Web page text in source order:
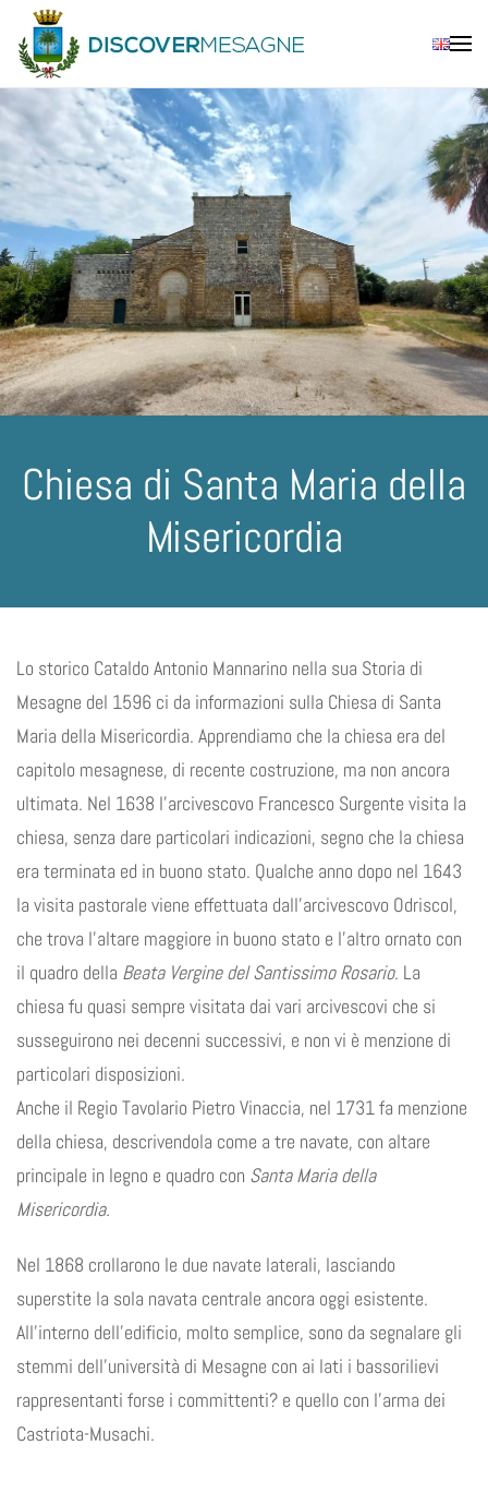
Skip to main content
Chiesa di Santa Maria della
Misericordia
Lo storico Cataldo Antonio Mannarino nella sua Storia di
Mesagne del 1596 ci da informazioni sulla Chiesa di Santa
Maria della Misericordia. Apprendiamo che la chiesa era del
capitolo mesagnese, di recente costruzione, ma non ancora
ultimata. Nel 1638 l’arcivescovo Francesco Surgente visita la
chiesa, senza dare particolari indicazioni, segno che la chiesa
era terminata ed in buono stato. Qualche anno dopo nel 1643
la visita pastorale viene effettuata dall’arcivescovo Odriscol,
che trova l’altare maggiore in buono stato e l’altro ornato con
il quadro della Beata Vergine del Santissimo Rosario. La
chiesa fu quasi sempre visitata dai vari arcivescovi che si
susseguirono nei decenni successivi, e non vi è menzione di
particolari disposizioni.
Anche il Regio Tavolario Pietro Vinaccia, nel 1731 fa menzione
della chiesa, descrivendola come a tre navate, con altare
principale in legno e quadro con Santa Maria della
Misericordia.
Nel 1868 crollarono le due navate laterali, lasciando
superstite la sola navata centrale ancora oggi esistente.
All’interno dell’edificio, molto semplice, sono da segnalare gli
stemmi dell’università di Mesagne con ai lati i bassorilievi
rappresentanti forse i committenti? e quello con l’arma dei
Castriota-Musachi.